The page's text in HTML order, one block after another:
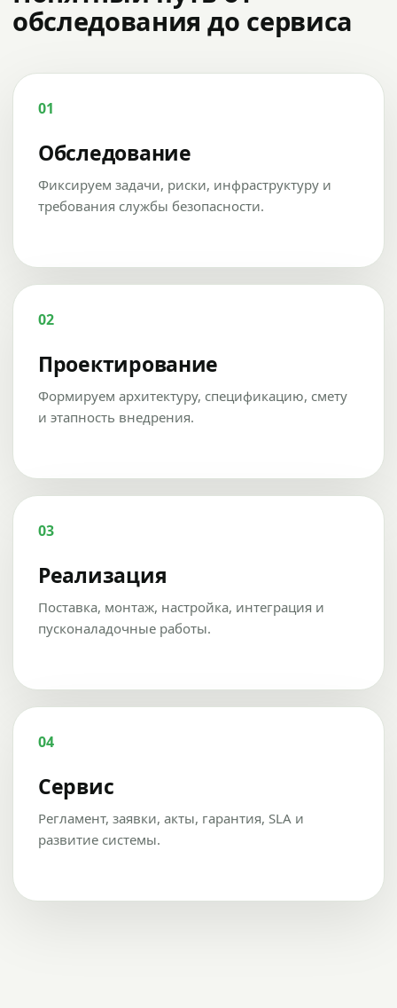
обследования до сервиса
01
Обследование
Фиксируем задачи, риски, инфраструктуру и
требования службы безопасности.
02
Проектирование
Формируем архитектуру, спецификацию, смету
и этапность внедрения.
03
Реализация
Поставка, монтаж, настройка, интеграция и
пусконаладочные работы.
04
Сервис
Регламент, заявки, акты, гарантия, SLA и
развитие системы.